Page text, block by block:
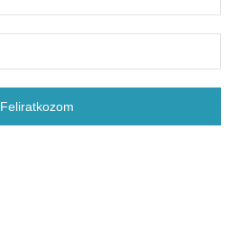
Feliratkozom